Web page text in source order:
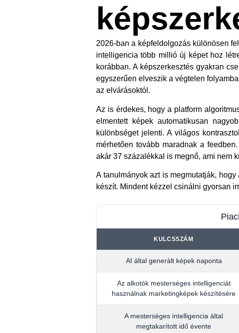
2026-ban a képfeldolgozás különösen
intelligencia több millió új képet hoz
korábban. A képszerkesztés gyakran
egyszerűen elveszik a végtelen
az elvárásoktól.
Az is érdekes, hogy a platform
elmentett képek automatikusan
különbséget jelenti. A világos
mérhetően tovább maradnak a
akár 37 százalékkal is megnő, ami nem
A tanulmányok azt is megmutatják,
készít. Mindent kézzel csinálni gyorsan
KULCSSZÁM
AI által generált képek naponta
Az alkotók mesterséges intelligenciát
használnak marketingképek készítésére
A mesterséges intelligencia által
megtakarított idő évente